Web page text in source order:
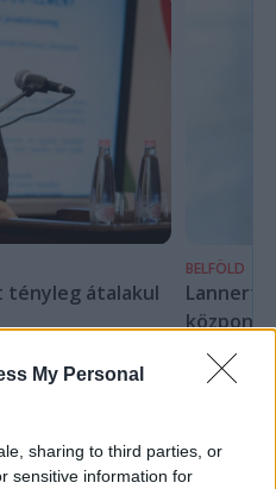
My Personal
sharing to third parties, or
sensitive information for
tényleg átalakul
a végleges
BELFÖLD
Lannert
Lannert
években